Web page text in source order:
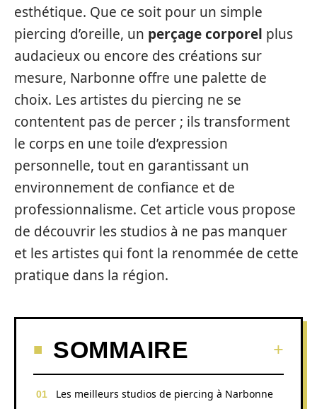
esthétique. Que ce soit pour un simple
piercing d’oreille, un perçage corporel plus
audacieux ou encore des créations sur
mesure, Narbonne offre une palette de
choix. Les artistes du piercing ne se
contentent pas de percer ; ils transforment
le corps en une toile d’expression
personnelle, tout en garantissant un
environnement de confiance et de
professionnalisme. Cet article vous propose
de découvrir les studios à ne pas manquer
et les artistes qui font la renommée de cette
pratique dans la région.
SOMMAIRE
Les meilleurs studios de piercing à Narbonne